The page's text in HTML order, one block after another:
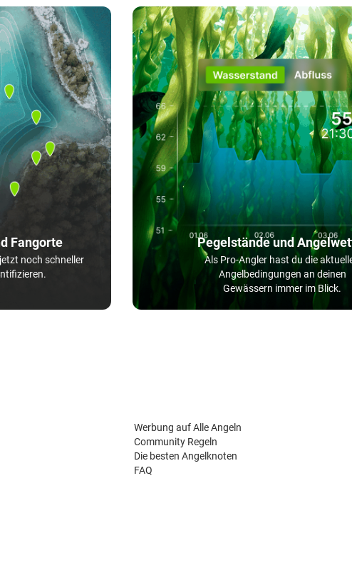
Fangorte
noch schneller
Pegelstände und
Als Pro-Angler hast du die
Angelbedingungen an deinen
Gewässern immer im Blick.
Werbung auf Alle Angeln
Community Regeln
Die besten Angelknoten
FAQ